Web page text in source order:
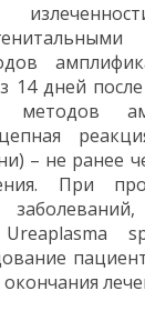
14 дней
методов
цепная
– не ранее
При